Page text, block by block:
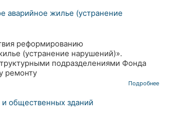
аварийное жилье (устранение
реформированию
(устранение нарушений)».
подразделениями Фонда
ремонту
Подробнее
общественных зданий